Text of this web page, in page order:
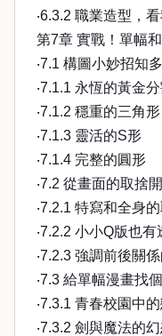
‧6.3.2 職業造型，
第7章 實戰！單幅
‧7.1 構圖小妙招知
‧7.1.1 永恆的黃金分
‧7.1.2 穩重的三角形
‧7.1.3 靈活的S形
‧7.1.4 完整的圓形
‧7.2 從畫面的取捨
‧7.2.1 特寫和全身
‧7.2.2 小小Q版也有
‧7.2.3 強調前後關
‧7.3 給單幅漫畫找
‧7.3.1 青春校園中
‧7.3.2 劍與魔法的